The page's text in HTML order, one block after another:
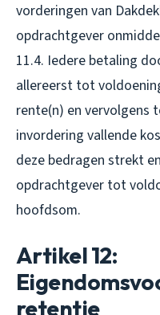
vorderingen van
opdrachtgever
11.4. Iedere betaling
allereerst tot
rente(n) en vervolgens
invordering vallende
deze bedragen strekt
opdrachtgever tot
hoofdsom.
Artikel 12:
retentie